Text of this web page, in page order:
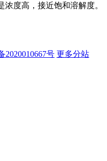
度高，接近饱和溶解度。
2020010667号 更多分站